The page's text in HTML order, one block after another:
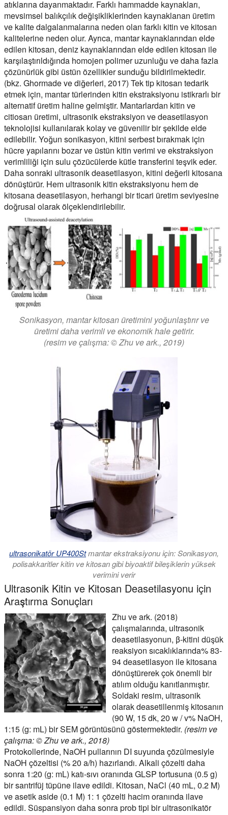
atıklarına dayanmaktadır. Farklı hammadde kaynakları,
mevsimsel balıkçılık değişikliklerinden kaynaklanan üretim
ve kalite dalgalanmalarına neden olan farklı kitin ve kitosan
kalitelerine neden olur. Ayrıca, mantar kaynaklarından elde
edilen kitosan, deniz kaynaklarından elde edilen kitosan ile
karşılaştırıldığında homojen polimer uzunluğu ve daha fazla
çözünürlük gibi üstün özellikler sunduğu bildirilmektedir.
(bkz. Ghormade ve diğerleri, 2017) Tek tip kitosan tedarik
etmek için, mantar türlerinden kitin ekstraksiyonu istikrarlı bir
alternatif üretim haline gelmiştir. Mantarlardan kitin ve
citiosan üretimi, ultrasonik ekstraksiyon ve deasetilasyon
teknolojisi kullanılarak kolay ve güvenilir bir şekilde elde
edilebilir. Yoğun sonikasyon, kitini serbest bırakmak için
hücre yapılarını bozar ve üstün kitin verimi ve ekstraksiyon
verimliliği için sulu çözücülerde kütle transferini teşvik eder.
Daha sonraki ultrasonik deasetilasyon, kitini değerli kitosana
dönüştürür. Hem ultrasonik kitin ekstraksiyonu hem de
kitosana deasetilasyon, herhangi bir ticari üretim seviyesine
doğrusal olarak ölçeklendirilebilir.
Sonikasyon, mantar kitosan üretimini yoğunlaştırır ve
üretimi daha verimli ve ekonomik hale getirir.
(resim ve çalışma: © Zhu ve ark., 2019)
ultrasonikatör UP400Stmantar ekstraksiyonu için: Sonikasyon,
polisakkaritler kitin ve kitosan gibi biyoaktif bileşiklerin yüksek
verimini verir
Ultrasonik Kitin ve Kitosan Deasetilasyonu için
Araştırma Sonuçları
Zhu ve ark. (2018)
çalışmalarında, ultrasonik
deasetilasyonun, β-kitini düşük
reaksiyon sıcaklıklarında% 83-
94 deasetilasyon ile kitosana
dönüştürerek çok önemli bir
atılım olduğu kanıtlanmıştır.
Soldaki resim, ultrasonik
olarak deasetillenmiş kitosanın
(90 W, 15 dk, 20 w / v% NaOH,
1:15 (g: mL) bir SEM görüntüsünü göstermektedir. (resim ve
çalışma: © Zhu ve ark., 2018)
Protokollerinde, NaOH pullarının DI suyunda çözülmesiyle
NaOH çözeltisi (% 20 a/h) hazırlandı. Alkali çözelti daha
sonra 1:20 (g: mL) katı-sıvı oranında GLSP tortusuna (0.5 g)
bir santrifüj tüpüne ilave edildi. Kitosan, NaCl (40 mL, 0.2 M)
ve asetik aside (0.1 M) 1: 1 çözelti hacim oranında ilave
edildi. Süspansiyon daha sonra prob tipi bir ultrasonikatör